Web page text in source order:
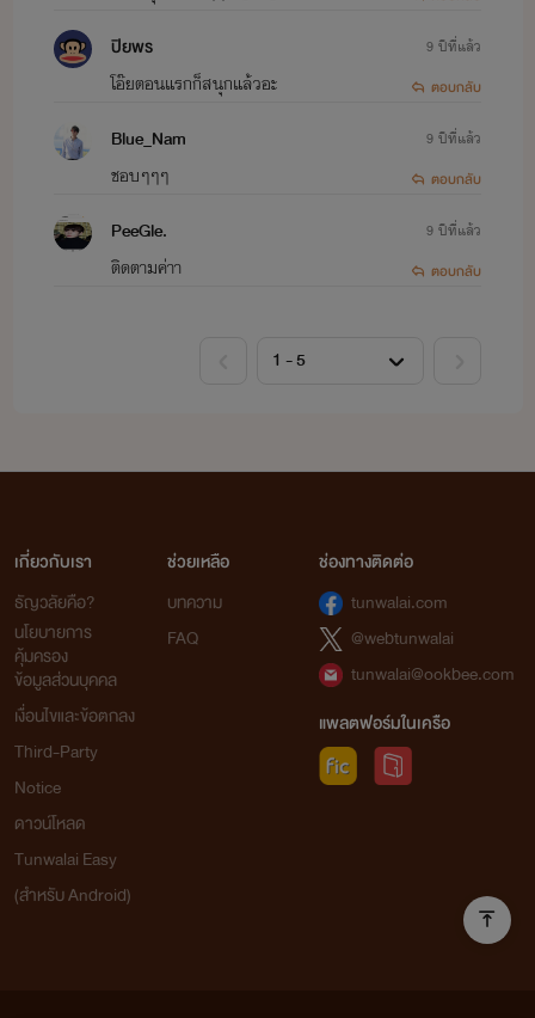
แต่ครั้งแรกนั้นแต่งตอนยังกะ
โหลกะหลาครั้งนี้เลยจะมา
สายดราม่าใครชอบแนว
เดียวกันอย่าลืมเข้ามาอ่านน้า
มาเป็นกำลังใจให้ไรท์ตัวน้อย
ปิยพร
โอ๊ยตอนแรกก็สนุกแล้วอะ
9 ปีที่แล้ว
ตอบกลับ
Blue_Nam
ชอบๆๆๆ
9 ปีที่แล้ว
ตอบกลับ
PeeGle.
ติดตามค่าา
9 ปีที่แล้ว
ตอบกลับ
เกี่ยวกับเรา
ธัญวลัยคือ?
นโยบายการ
คุ้มครอง
ข้อมูลส่วนบุคคล
เงื่อนไขและข้อตกลง
Third-Party
Notice
ดาวน์โหลด
Tunwalai Easy
(สำหรับ Android)
ช่วยเหลือ
บทความ
FAQ
ช่องทางติดต่อ
tunwalai.com
@webtunwalai
tunwalai@ookbee.com
แพลตฟอร์มในเครือ